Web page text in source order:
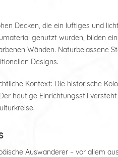
Decken, die ein luftiges und
genutzt wurden, bilden
Wänden. Naturbelassene
Designs.
Kontext: Die historische
heutige Einrichtungsstil
Auswanderer – vor allem